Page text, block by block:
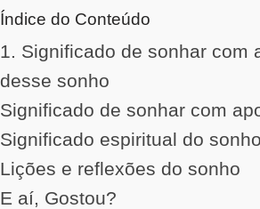
Índice do Conteúdo
1. Significado de sonhar com
desse sonho
Significado de sonhar com
Significado espiritual do sonho
Lições e reflexões do sonho
E aí, Gostou?